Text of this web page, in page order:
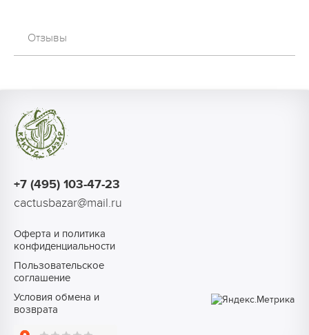
Отзывы
+7 (495) 103-47-23
cactusbazar@mail.ru
Оферта и политика
конфиденциальности
Пользовательское
соглашение
Условия обмена и
возврата